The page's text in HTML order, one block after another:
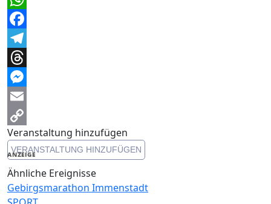
WhatsApp
Facebook
Telegram
Threads
Messenger
Email
Copy
Link
Veranstaltung hinzufügen
VERANSTALTUNG HINZUFÜGEN
ANZEIGE
Ähnliche Ereignisse
Gebirgsmarathon Immenstadt